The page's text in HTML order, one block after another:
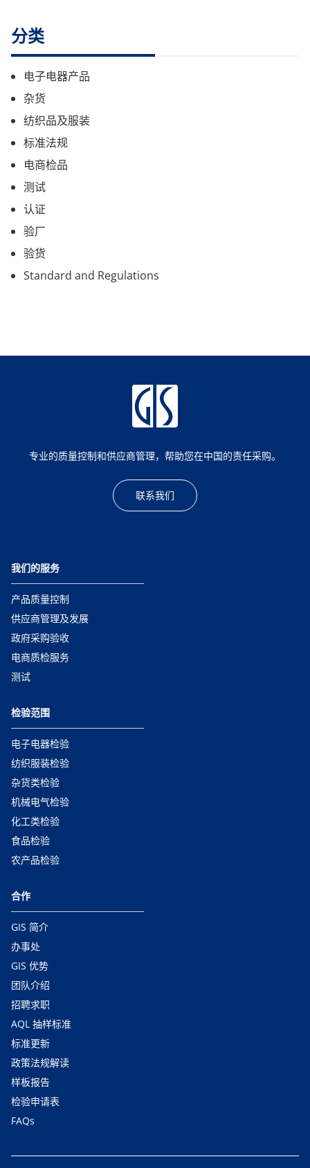
分类
电子电器产品
杂货
纺织品及服装
标准法规
电商检品
测试
认证
验厂
验货
Standard and Regulations
专业的质量控制和供应商管理，帮助您在中国的责任采购。
联系我们
我们的服务
产品质量控制
供应商管理及发展
政府采购验收
电商质检服务
测试
检验范围
电子电器检验
纺织服装检验
杂货类检验
机械电气检验
化工类检验
食品检验
农产品检验
合作
GIS 简介
办事处
GIS 优势
团队介绍
招聘求职
AQL 抽样标准
标准更新
政策法规解读
样板报告
检验申请表
FAQs